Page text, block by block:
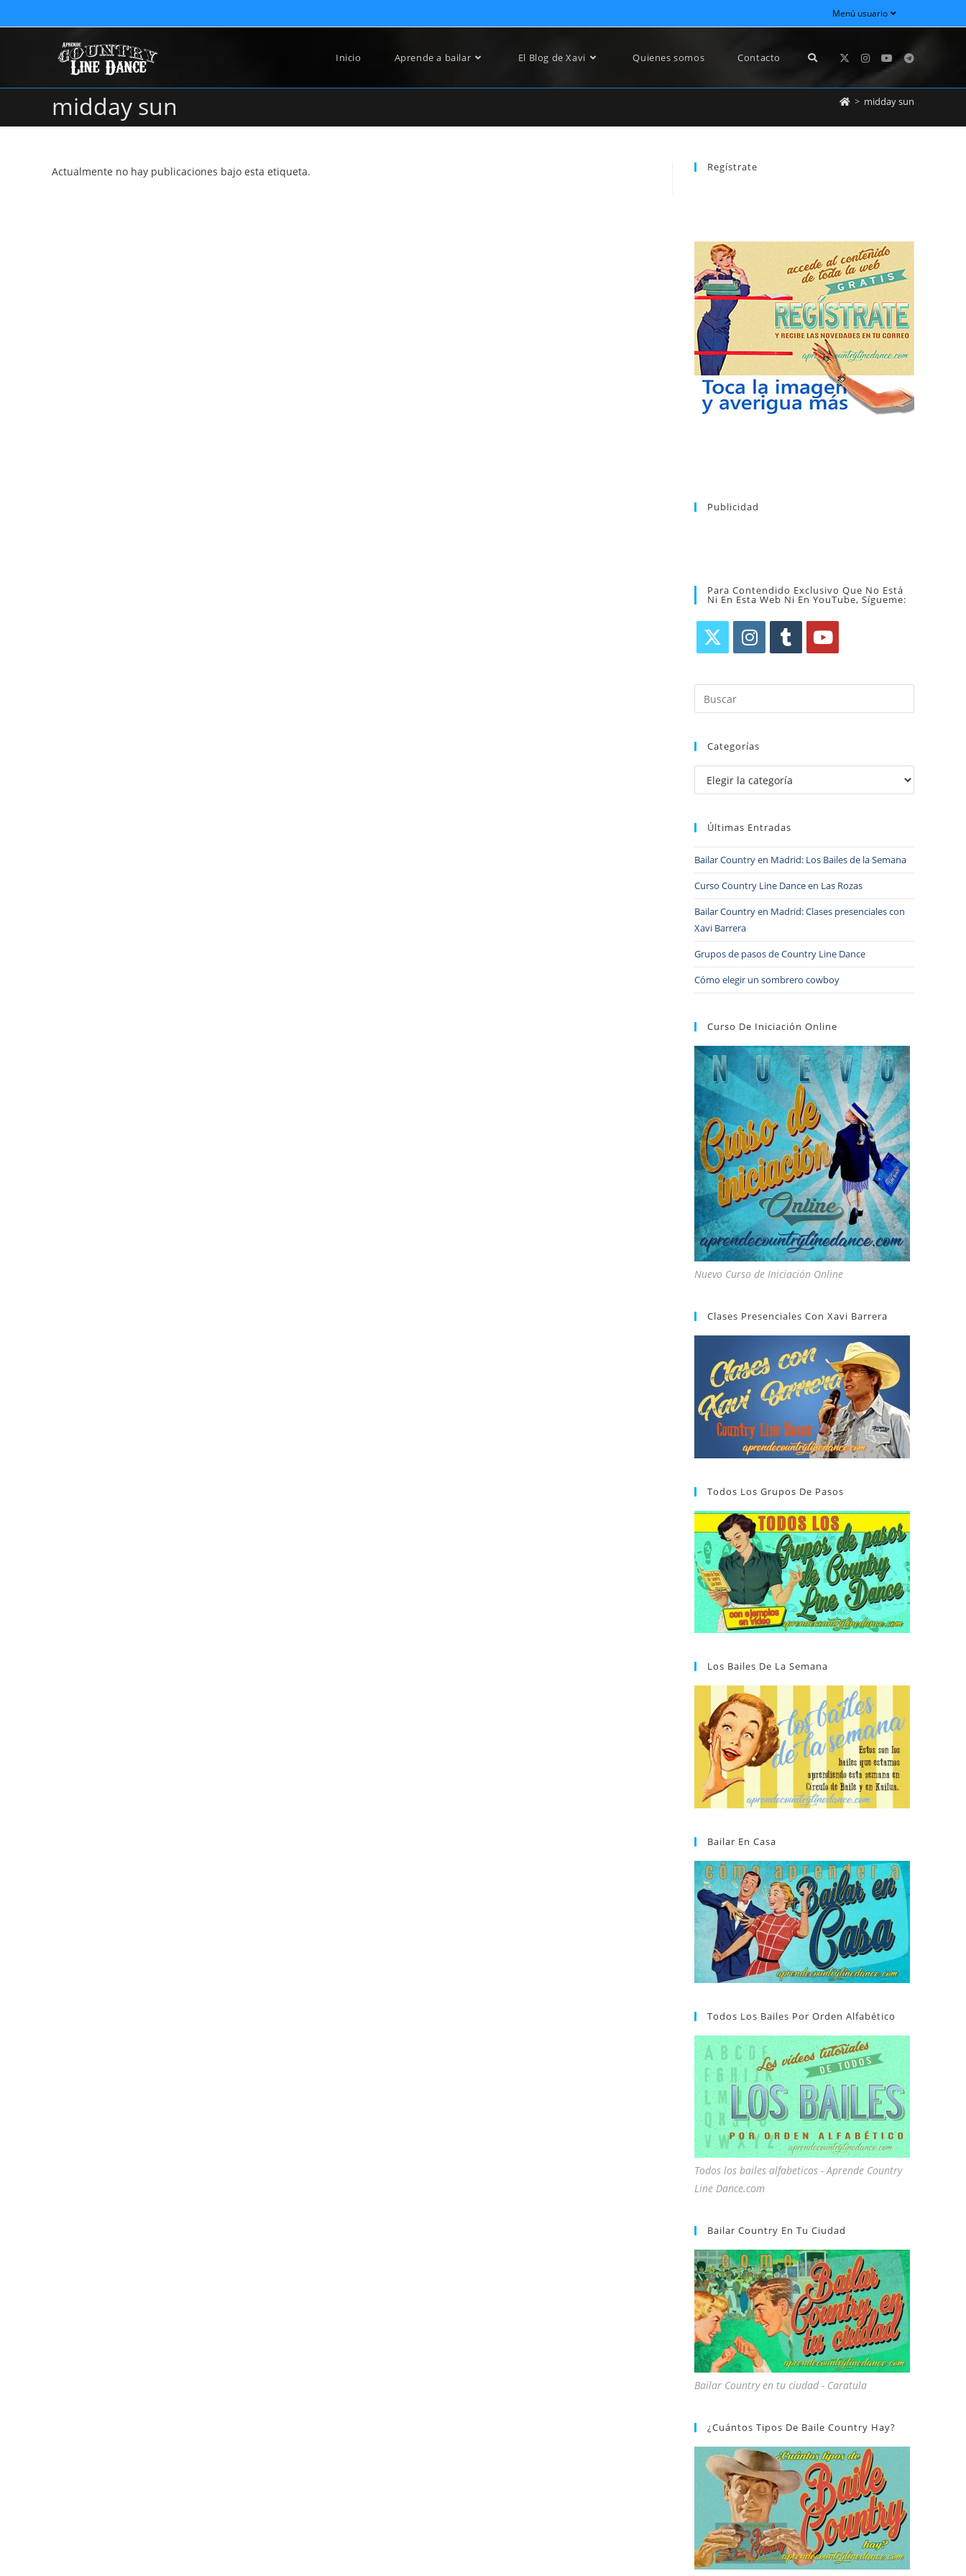
Menú usuario
Inicio Aprende a bailar El Blog de Xavi Quienes somos Contacto
midday sun > midday sun
Actualmente no hay publicaciones bajo esta etiqueta. Regístrate
Tras registrarte tendrás acceso completo a
la web. Puedes consultar el directorio
alfabético de vídeos tutoriales y aprender la
coreografía que más te apetezca. Recibirás
en tu correo la newsletter con las
novedades tanto en el blog, como de
nuevos bailes. En cualquier momento
puedes dar de baja tu suscripción a la
newsletter sin dejar de estar registrado.
REGÍSTRATE
Publicidad
Para Contendido Exclusivo Que No Está
Ni En Esta Web Ni En YouTube, Sígueme:
Categorías
Últimas Entradas
Bailar Country en Madrid: Los Bailes de la Semana
Curso Country Line Dance en Las Rozas
Bailar Country en Madrid: Clases presenciales con
Xavi Barrera
Grupos de pasos de Country Line Dance
Cómo elegir un sombrero cowboy
Curso De Iniciación Online
Nuevo Curso de Iniciación Online
Clases Presenciales Con Xavi Barrera
Todos Los Grupos De Pasos
Los Bailes De La Semana
Bailar En Casa
Todos Los Bailes Por Orden Alfabético
Todos los bailes alfabeticos - Aprende Country
Line Dance.com
Bailar Country En Tu Ciudad
Bailar Country en tu ciudad - Caratula
¿Cuántos Tipos De Baile Country Hay?